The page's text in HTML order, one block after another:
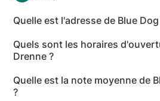
Quelle est l'adresse de Blue
Corbeil Cerf, 60790 La Drenne
Quels sont les horaires
Drenne ?
sont les suivants : lundi: 09:00-
18:00 - mercredi: 09:00-18:00 -
Quelle est la note moyenne de
?